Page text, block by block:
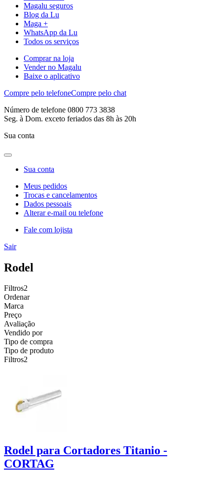
Magalu seguros
Blog da Lu
Maga +
WhatsApp da Lu
Todos os serviços
Comprar na loja
Vender no Magalu
Baixe o aplicativo
Compre pelo telefoneCompre pelo chat
Número de telefone 0800 773 3838
Seg. à Dom. exceto feriados das 8h às 20h
Sua conta
Sua conta
Meus pedidos
Trocas e cancelamentos
Dados pessoais
Alterar e-mail ou telefone
Fale com lojista
Sair
Rodel
Filtros2
Ordenar
Marca
Preço
Avaliação
Vendido por
Tipo de compra
Tipo de produto
Filtros2
Rodel para Cortadores Titanio -
CORTAG